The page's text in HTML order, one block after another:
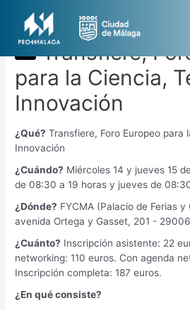
Transfiere,
para la Ciencia,
Innovación
¿Qué? Transfiere, Foro Europeo para
Innovación
¿Cuándo? Miércoles 14 y jueves 15
de 08:30 a 19 horas y jueves de
¿Dónde? FYCMA (Palacio de Ferias
avenida Ortega y Gasset, 201 -
¿Cuánto? Inscripción asistente: 22
networking: 110 euros. Con agenda
Inscripción completa: 187 euros.
¿En qué consiste?